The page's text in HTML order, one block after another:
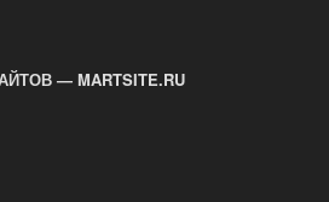
— MARTSITE.RU